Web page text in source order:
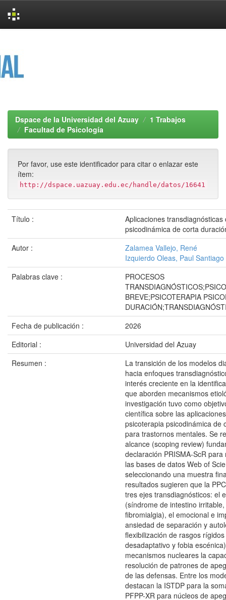
Dspace de la Universidad del Azuay
1 Trabajos
Facultad de Psicología
Por favor, use este identificador para citar o enlazar este
ítem:
http://dspace.uazuay.edu.ec/handle/datos/16641
Título :
Aplicaciones
psicodinámica de corta
Autor :
Zalamea Vallejo, René
Izquierdo Oleas, Paul Santiago
Palabras clave :
PROCESOS
BREVE;PSICOTERAPIA
Fecha de publicación :
2026
Editorial :
Universidad del Azuay
Resumen :
La transición de los modelos
hacia enfoques
interés creciente en la
que aborden mecanismos
investigación tuvo como
científica sobre las
psicoterapia psicodinámica de
para trastornos mentales. Se
alcance (scoping review)
declaración PRISMA-ScR
las bases de datos Web of
seleccionando una muestra
resultados sugieren que la
tres ejes transdiagnósticos: el
(síndrome de intestino
fibromialgia), el emocional e
ansiedad de separación y
flexibilización de rasgos
desadaptativo y fobia
mecanismos nucleares la
resolución de patrones de
de las defensas. Entre los
destacan la ISTDP para la
PFPP-XR para núcleos de